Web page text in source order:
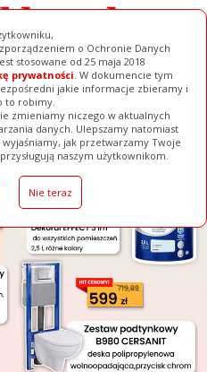
o Ochronie Danych
stosowane od 25 maja 2018
prywatności. W dokumencie tym
jakie informacje zbieramy i
to robimy.
zmieniamy niczego w aktualnych
danych. Ulepszamy natomiast
jak przetwarzamy Twoje
naszym użytkownikom.
Nie teraz
]
Baza Firm Pełna Wersja